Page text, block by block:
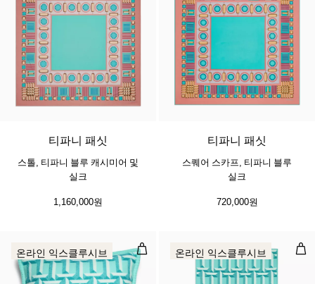
3 색상
티파니 패싯
스톨, 티파니 블루 캐시미어 및
실크
1,160,000원
티파니 패싯
스퀘어 스카프, 티파니 블루
실크
720,000원
T True 쿠션 티파니 블루 캐시미어
온라인 익스클루시브 T
온라인 익스클루시브